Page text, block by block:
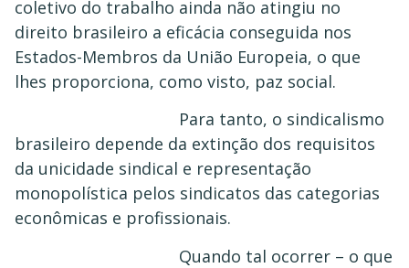
coletivo do trabalho ainda não atingiu no
direito brasileiro a eficácia conseguida nos
Estados-Membros da União Europeia, o que
lhes proporciona, como visto, paz social.
Para tanto, o sindicalismo
brasileiro depende da extinção dos requisitos
da unicidade sindical e representação
monopolística pelos sindicatos das categorias
econômicas e profissionais.
Quando tal ocorrer – o que